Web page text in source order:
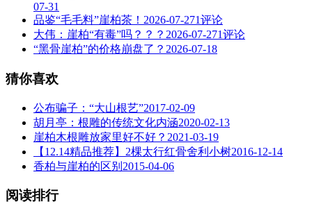
07-31
品鉴“毛毛料”崖柏茶！ 2026-07-271评论
大伟：崖柏“有毒”吗？？？ 2026-07-271评论
“黑骨崖柏”的价格崩盘了？ 2026-07-18
猜你喜欢
公布骗子：“大山根艺”2017-02-09
胡月亭：根雕的传统文化内涵2020-02-13
崖柏木根雕放家里好不好？ 2021-03-19
【12.14精品推荐】2棵太行红骨舍利小树2016-12-14
香柏与崖柏的区别 2015-04-06
阅读排行